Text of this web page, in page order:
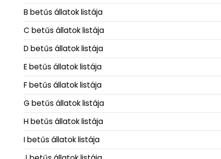
B betűs állatok listája
C betűs állatok listája
D betűs állatok listája
E betűs állatok listája
F betűs állatok listája
G betűs állatok listája
H betűs állatok listája
I betűs állatok listája